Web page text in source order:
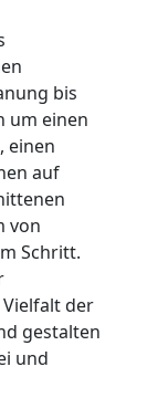
bis
um einen
einen
auf
von
Schritt.
der
gestalten
und